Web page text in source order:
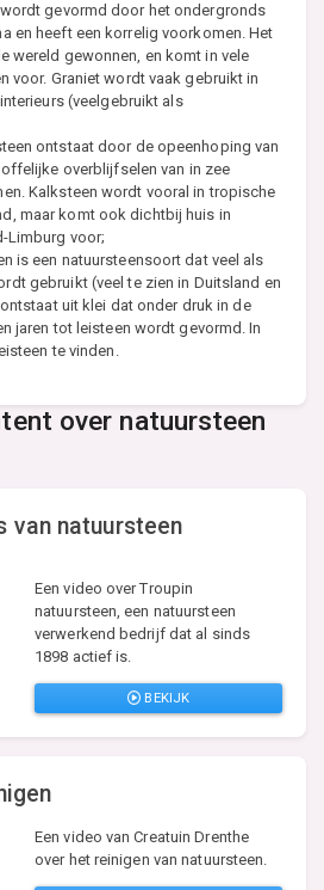
gevormd door het ondergronds
en heeft een korrelig voorkomen. Het
wereld gewonnen, en komt in vele
voor. Graniet wordt vaak gebruikt in
(veelgebruikt als
ontstaat door de opeenhoping van
overblijfselen van in zee
Kalksteen wordt vooral in tropische
maar komt ook dichtbij huis in
Limburg voor;
is een natuursteensoort dat veel als
gebruikt (veel te zien in Duitsland en
uit klei dat onder druk in de
jaren tot leisteen wordt gevormd. In
te vinden.
over natuursteen
van natuursteen
Een video over Troupin
natuursteen, een natuursteen
verwerkend bedrijf dat al sinds
1898 actief is.
BEKIJK
Een video van Creatuin Drenthe
over het reinigen van natuursteen.